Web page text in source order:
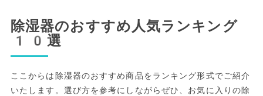
除湿器のおすすめ人気ランキング
10選
ここからは除湿器のおすすめ商品をランキング形式でご紹介
いたします。選び方を参考にしながらぜひ、お気に入りの除